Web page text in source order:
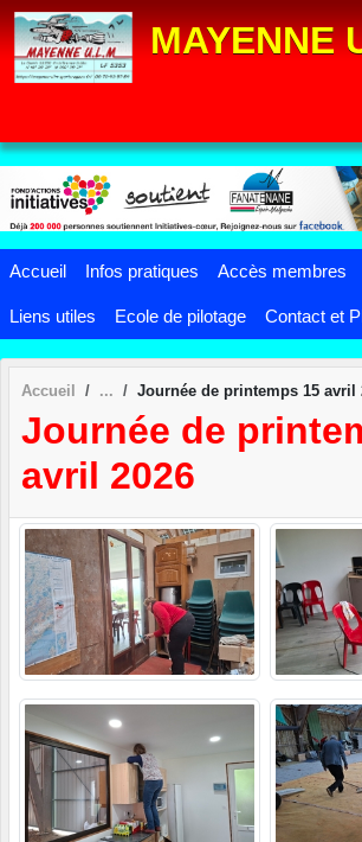
MAYENNE
Accueil Infos pratiques Accès membres
Liens utiles Ecole de pilotage Contact et
Accueil Journée de printemps 15 avril
Journée de
avril 2026
Panneau de gestion des cookies